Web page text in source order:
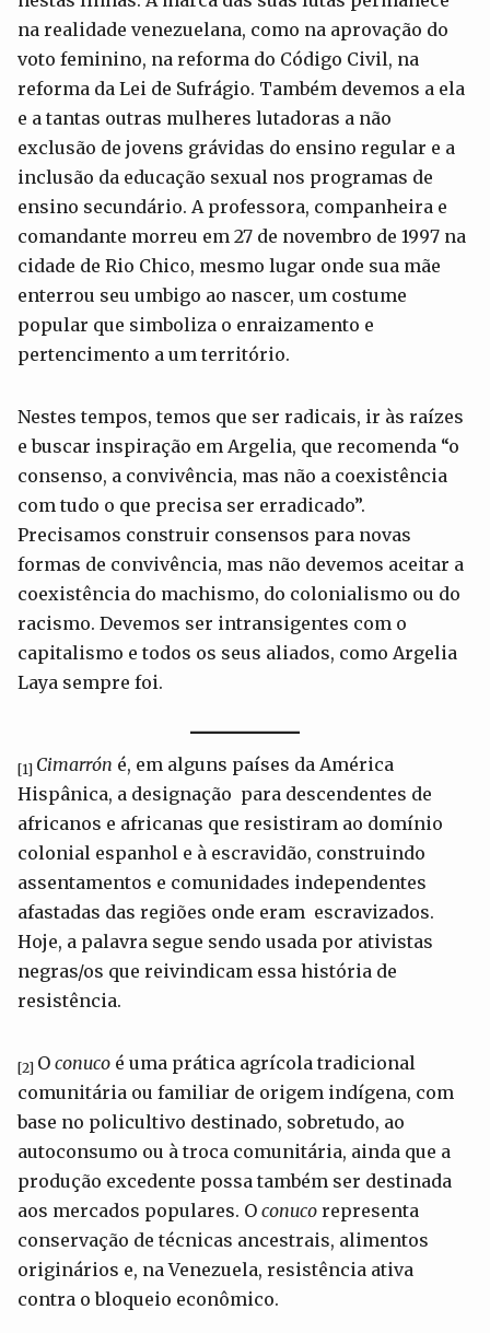
na realidade venezuelana, como na aprovação do
voto feminino, na reforma do Código Civil, na
reforma da Lei de Sufrágio. Também devemos a ela
e a tantas outras mulheres lutadoras a não
exclusão de jovens grávidas do ensino regular e a
inclusão da educação sexual nos programas de
ensino secundário. A professora, companheira e
comandante morreu em 27 de novembro de 1997 na
cidade de Rio Chico, mesmo lugar onde sua mãe
enterrou seu umbigo ao nascer, um costume
popular que simboliza o enraizamento e
pertencimento a um território.
Nestes tempos, temos que ser radicais, ir às raízes
e buscar inspiração em Argelia, que recomenda “o
consenso, a convivência, mas não a coexistência
com tudo o que precisa ser erradicado”.
Precisamos construir consensos para novas
formas de convivência, mas não devemos aceitar a
coexistência do machismo, do colonialismo ou do
racismo. Devemos ser intransigentes com o
capitalismo e todos os seus aliados, como Argelia
Laya sempre foi.
[1] Cimarrón é, em alguns países da América
Hispânica, a designação para descendentes de
africanos e africanas que resistiram ao domínio
colonial espanhol e à escravidão, construindo
assentamentos e comunidades independentes
afastadas das regiões onde eram escravizados.
Hoje, a palavra segue sendo usada por ativistas
negras/os que reivindicam essa história de
resistência.
[2] O conuco é uma prática agrícola tradicional
comunitária ou familiar de origem indígena, com
base no policultivo destinado, sobretudo, ao
autoconsumo ou à troca comunitária, ainda que a
produção excedente possa também ser destinada
aos mercados populares. O conuco representa
conservação de técnicas ancestrais, alimentos
originários e, na Venezuela, resistência ativa
contra o bloqueio econômico.